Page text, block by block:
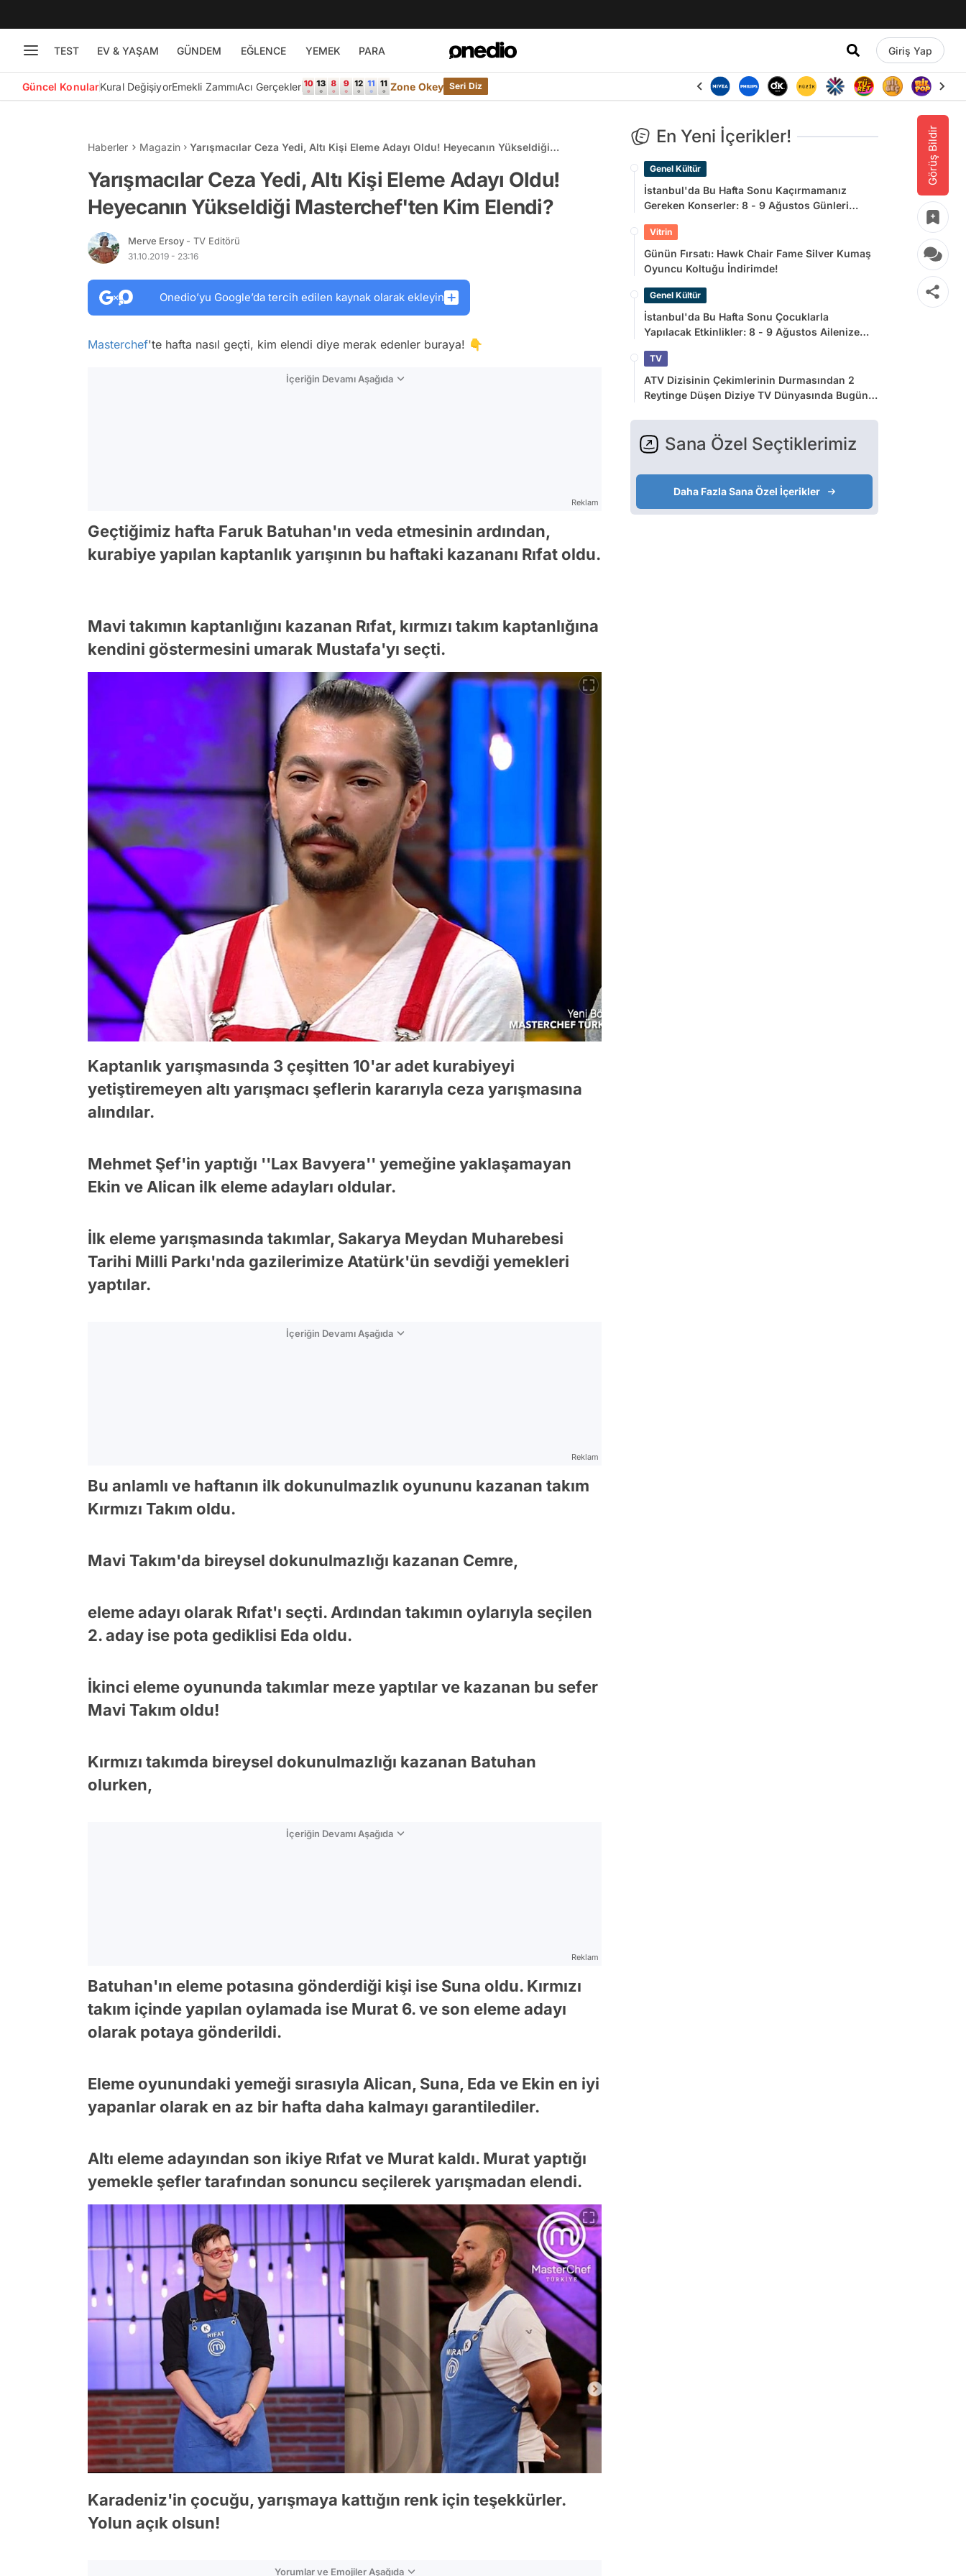
TEST EV & YAŞAM GÜNDEM EĞLENCE YEMEK PARA Giriş Yap
Güncel KonularKural DeğişiyorEmekli ZammıAcı Gerçekler Zone Okey Seri Diz
Görüş Bildir
Haberler Magazin
Yarışmacılar Ceza Yedi, Altı Kişi Eleme Adayı Oldu! Heyecanın Yükseldiği
Yarışmacılar Ceza Yedi, Altı Kişi Eleme Adayı Oldu!
Heyecanın Yükseldiği Masterchef'ten Kim Elendi?
Merve Ersoy - TV Editörü
31.10.2019 - 23:16
Onedio’yu Google’da tercih edilen kaynak olarak ekleyin
Masterchef'te hafta nasıl geçti, kim elendi diye merak edenler buraya! 👇
İçeriğin Devamı Aşağıda
Reklam
Geçtiğimiz hafta Faruk Batuhan'ın veda etmesinin ardından,
kurabiye yapılan kaptanlık yarışının bu haftaki kazananı Rıfat oldu.
Mavi takımın kaptanlığını kazanan Rıfat, kırmızı takım kaptanlığına
kendini göstermesini umarak Mustafa'yı seçti.
Kaptanlık yarışmasında 3 çeşitten 10'ar adet kurabiyeyi
yetiştiremeyen altı yarışmacı şeflerin kararıyla ceza yarışmasına
alındılar.
Mehmet Şef'in yaptığı ''Lax Bavyera'' yemeğine yaklaşamayan
Ekin ve Alican ilk eleme adayları oldular.
İlk eleme yarışmasında takımlar, Sakarya Meydan Muharebesi
Tarihi Milli Parkı'nda gazilerimize Atatürk'ün sevdiği yemekleri
yaptılar.
İçeriğin Devamı Aşağıda
Reklam
Bu anlamlı ve haftanın ilk dokunulmazlık oyununu kazanan takım
Kırmızı Takım oldu.
Mavi Takım'da bireysel dokunulmazlığı kazanan Cemre,
eleme adayı olarak Rıfat'ı seçti. Ardından takımın oylarıyla seçilen
2. aday ise pota gediklisi Eda oldu.
İkinci eleme oyununda takımlar meze yaptılar ve kazanan bu sefer
Mavi Takım oldu!
Kırmızı takımda bireysel dokunulmazlığı kazanan Batuhan
olurken,
İçeriğin Devamı Aşağıda
Reklam
Batuhan'ın eleme potasına gönderdiği kişi ise Suna oldu. Kırmızı
takım içinde yapılan oylamada ise Murat 6. ve son eleme adayı
olarak potaya gönderildi.
Eleme oyunundaki yemeği sırasıyla Alican, Suna, Eda ve Ekin en iyi
yapanlar olarak en az bir hafta daha kalmayı garantilediler.
Altı eleme adayından son ikiye Rıfat ve Murat kaldı. Murat yaptığı
yemekle şefler tarafından sonuncu seçilerek yarışmadan elendi.
Karadeniz'in çocuğu, yarışmaya kattığın renk için teşekkürler.
Yolun açık olsun!
Yorumlar ve Emojiler Aşağıda
En Yeni İçerikler!
Genel Kültür
İstanbul'da Bu Hafta Sonu Kaçırmamanız
Gereken Konserler: 8 - 9 Ağustos Günleri
Vitrin
Günün Fırsatı: Hawk Chair Fame Silver Kumaş
Oyuncu Koltuğu İndirimde!
Genel Kültür
İstanbul'da Bu Hafta Sonu Çocuklarla
Yapılacak Etkinlikler: 8 - 9 Ağustos Ailenize
TV
ATV Dizisinin Çekimlerinin Durmasından 2
Reytinge Düşen Diziye TV Dünyasında Bugün
Sana Özel Seçtiklerimiz
Daha Fazla Sana Özel İçerikler